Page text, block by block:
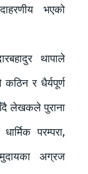
भएको
थापाले
र धैर्यपूर्ण
लेखकले पुराना
परम्परा,
अग्रज